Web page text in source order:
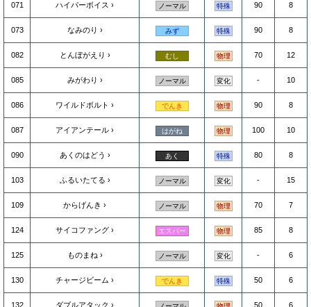
071 ハイパーボイス ノーマル 特殊 90 8
073 なみのり みず 特殊 90 8
082 とんぼがえり むし 物理 70 12
085 みがわり ノーマル 変化 - 10
086 ワイルドボルト でんき 物理 90 8
087 アイアンテール はがね 物理 100 10
090 あくのはどう あく 特殊 80 8
103 ふるいたてる ノーマル 変化 - 15
109 からげんき ノーマル 物理 70 7
124 サイコファング エスパー 物理 85 8
125 ものまね ノーマル 変化 - 6
130 チャージビーム でんき 特殊 50 6
132 ダブルアタック 50 6